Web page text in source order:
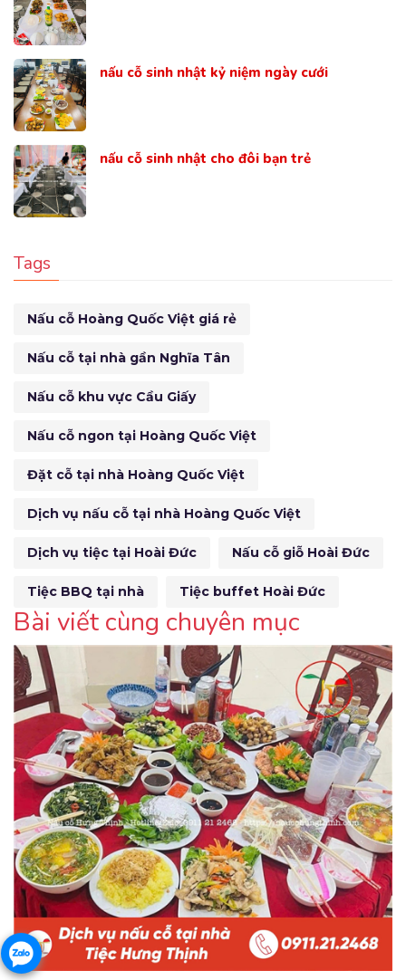
nấu cỗ sinh nhật kỷ niệm ngày cưới
nấu cỗ sinh nhật cho đôi bạn trẻ
Tags
Nấu cỗ Hoàng Quốc Việt giá rẻ
Nấu cỗ tại nhà gần Nghĩa Tân
Nấu cỗ khu vực Cầu Giấy
Nấu cỗ ngon tại Hoàng Quốc Việt
Đặt cỗ tại nhà Hoàng Quốc Việt
Dịch vụ nấu cỗ tại nhà Hoàng Quốc Việt
Dịch vụ tiệc tại Hoài Đức Nấu cỗ giỗ Hoài Đức
Tiệc BBQ tại nhà Tiệc buffet Hoài Đức
Bài viết cùng chuyên mục